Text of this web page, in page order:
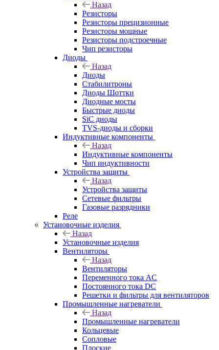
Назад
Резисторы
Резисторы прецизионные
Резисторы мощные
Резисторы подстроечные
Чип резисторы
Диоды
Назад
Диоды
Стабилитроны
Диоды Шоттки
Диодные мосты
Быстрые диоды
SiC диоды
TVS-диоды и сборки
Индуктивные компоненты
Назад
Индуктивные компоненты
Чип индуктивности
Устройства защиты
Назад
Устройства защиты
Сетевые фильтры
Газовые разрядники
Реле
Установочные изделия
Назад
Установочные изделия
Вентиляторы
Назад
Вентиляторы
Переменного тока AC
Постоянного тока DC
Решетки и фильтры для вентиляторов
Промышленные нагреватели
Назад
Промышленные нагреватели
Кольцевые
Сопловые
Плоские